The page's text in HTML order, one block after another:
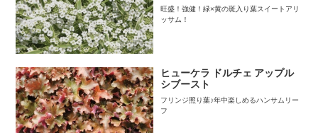
旺盛！強健！緑×黄の斑入り葉スイートアリ
ッサム！
ヒューケラ ドルチェ アップル
シブースト
フリンジ照り葉♪年中楽しめるハンサムリー
フ